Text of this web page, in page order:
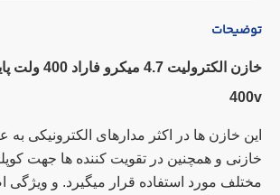
توضیحات
خازن الکترولیت 4.7 میکرو فاراد 400 ولت پایه سیمی |
400v
این خازن ها در اکثر مدارهای الکترونیکی به
خازنی و همچنین در تقویت کننده ها جهت
مختلف مورد استفاده قرار میگیرد. و ویژگی